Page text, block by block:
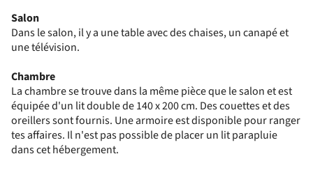
Salon
Dans le salon, il y a une table avec des chaises, un canapé et
une télévision.
Chambre
La chambre se trouve dans la même pièce que le salon et est
équipée d'un lit double de 140 x 200 cm. Des couettes et des
oreillers sont fournis. Une armoire est disponible pour ranger
tes affaires. Il n'est pas possible de placer un lit parapluie
dans cet hébergement.